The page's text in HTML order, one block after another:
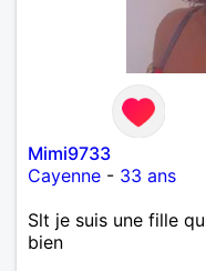
Mimi9733
Cayenne - 33 ans
Slt je suis une fille
bien